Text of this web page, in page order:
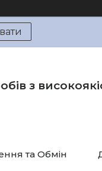
з
та Обмін